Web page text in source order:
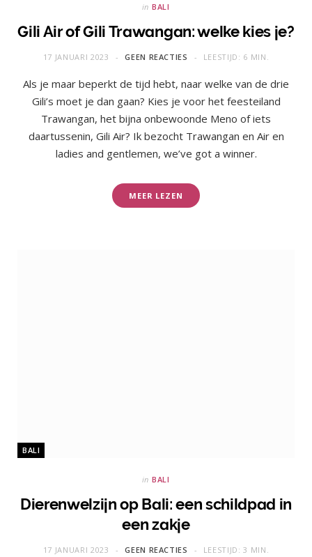
in BALI
Gili Air of Gili Trawangan: welke kies je?
17 JANUARI 2023 GEEN REACTIES LEESTIJD: 6 MIN.
Als je maar beperkt de tijd hebt, naar welke van de drie
Gili’s moet je dan gaan? Kies je voor het feesteiland
Trawangan, het bijna onbewoonde Meno of iets
daartussenin, Gili Air? Ik bezocht Trawangan en Air en
ladies and gentlemen, we’ve got a winner.
MEER LEZEN
BALI
in BALI
Dierenwelzijn op Bali: een schildpad in
een zakje
17 JANUARI 2023 GEEN REACTIES LEESTIJD: 3 MIN.